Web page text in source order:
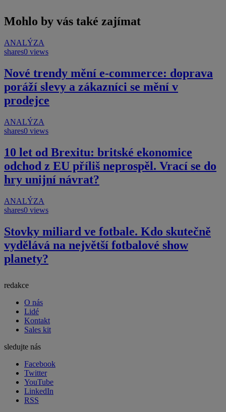
Mohlo by vás také zajímat
ANALÝZA
shares0 views
Nové trendy mění e-commerce: doprava
poráží slevy a zákazníci se mění v
prodejce
ANALÝZA
shares0 views
10 let od Brexitu: britské ekonomice
odchod z EU příliš neprospěl. Vrací se do
hry unijní návrat?
ANALÝZA
shares0 views
Stovky miliard ve fotbale. Kdo skutečně
vydělává na největší fotbalové show
planety?
redakce
O nás
Lidé
Kontakt
Sales kit
sledujte nás
Facebook
Twitter
YouTube
LinkedIn
RSS